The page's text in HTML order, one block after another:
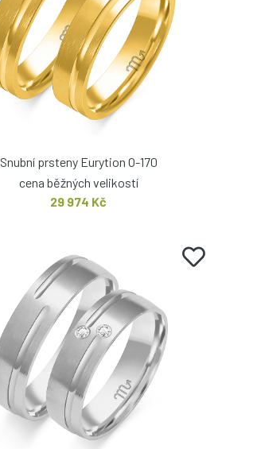
Snubní prsteny Eurytion O-170
cena běžných velikostí
29 974 Kč